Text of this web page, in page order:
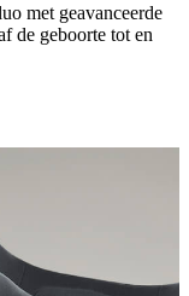
met geavanceerde
de geboorte tot en